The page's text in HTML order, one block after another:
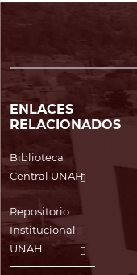
ENLACES
RELACIONADOS
Biblioteca
Central UNAH
Repositorio
Institucional
UNAH